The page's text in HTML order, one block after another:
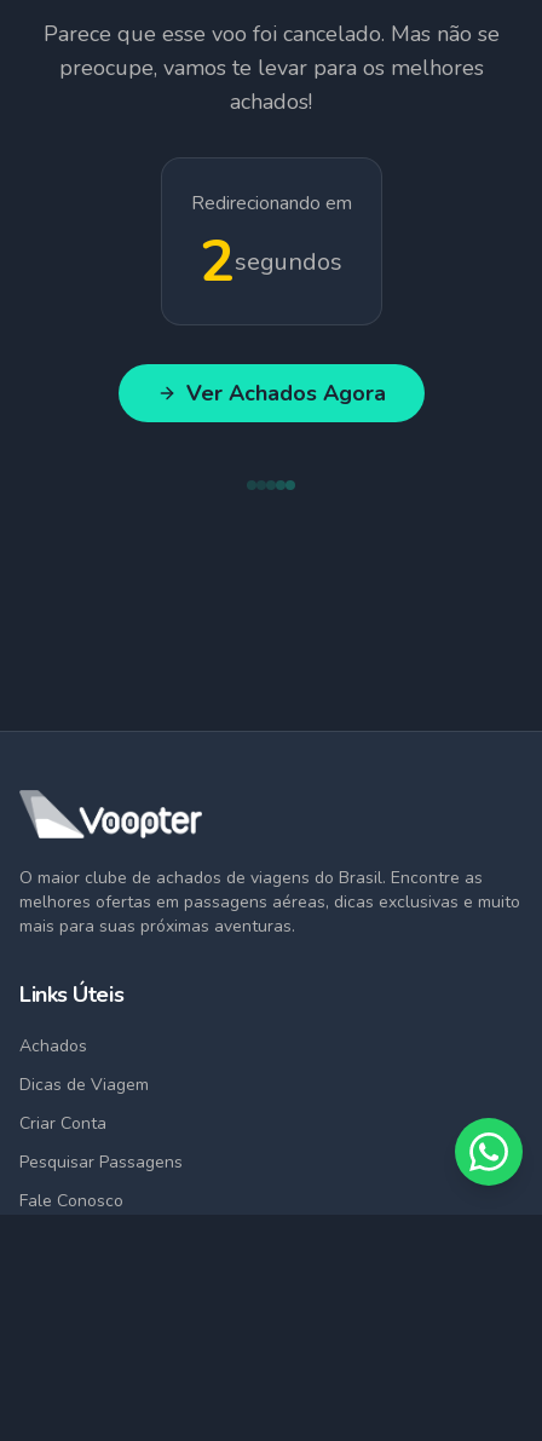
Parece que esse voo foi cancelado. Mas não se
preocupe, vamos te levar para os melhores
achados!
Redirecionando em
1segundos
Ver Achados Agora
O maior clube de achados de viagens do Brasil. Encontre as
melhores ofertas em passagens aéreas, dicas exclusivas e muito
mais para suas próximas aventuras.
Links Úteis
Achados
Dicas de Viagem
Criar Conta
Pesquisar Passagens
Fale Conosco